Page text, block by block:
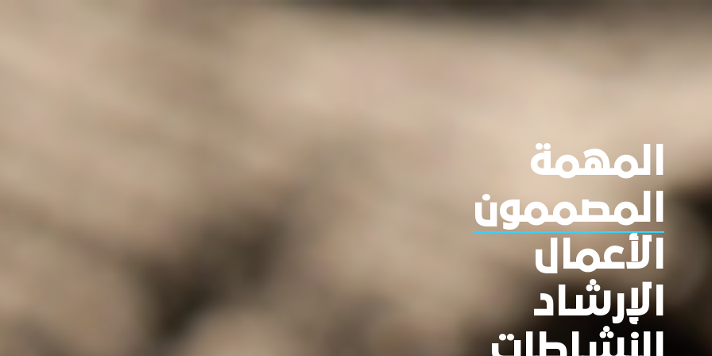
المهمة
المصممون
الأعمال
الإرشاد